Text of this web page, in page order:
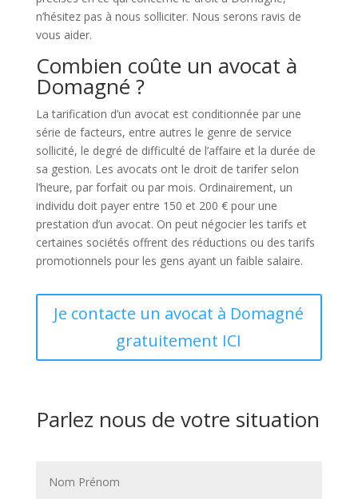
n’hésitez pas à nous solliciter. Nous serons ravis de
vous aider.
Combien coûte un avocat à
Domagné ?
La tarification d’un avocat est conditionnée par une
série de facteurs, entre autres le genre de service
sollicité, le degré de difficulté de l’affaire et la durée de
sa gestion. Les avocats ont le droit de tarifer selon
l’heure, par forfait ou par mois. Ordinairement, un
individu doit payer entre 150 et 200 € pour une
prestation d’un avocat. On peut négocier les tarifs et
certaines sociétés offrent des réductions ou des tarifs
promotionnels pour les gens ayant un faible salaire.
Je contacte un avocat à Domagné
gratuitement ICI
Parlez nous de votre situation